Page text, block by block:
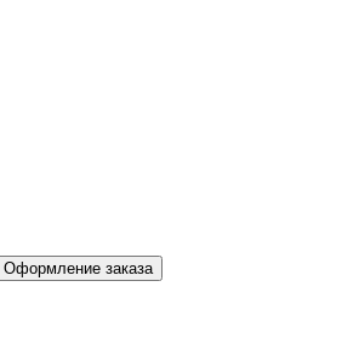
Оформление заказа